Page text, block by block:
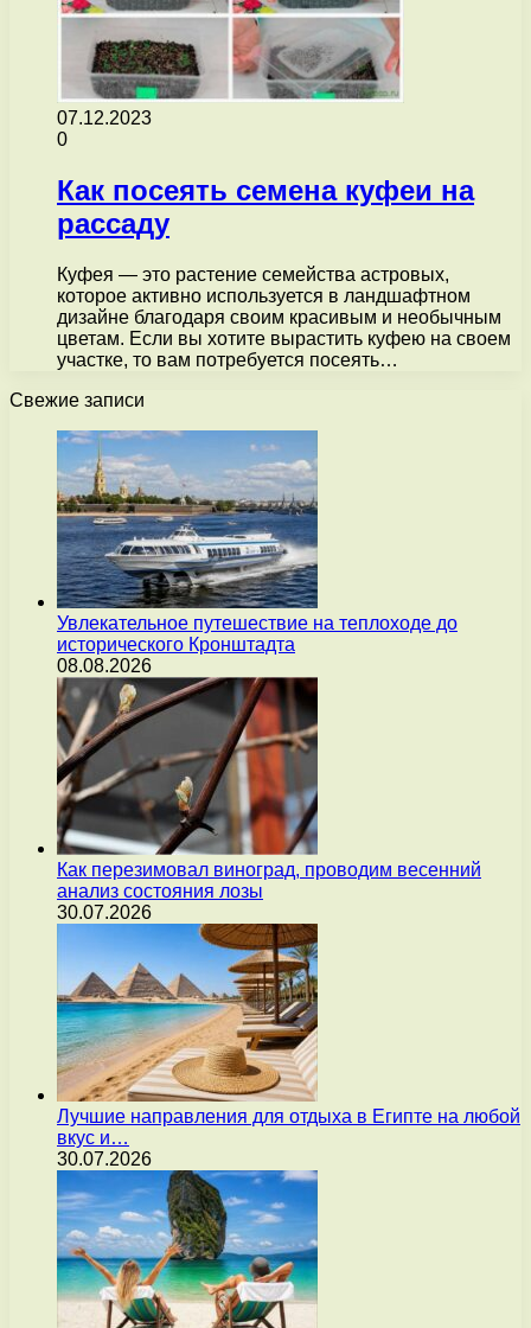
07.12.2023
0
Как посеять семена куфеи на
рассаду
Куфея — это растение семейства астровых,
которое активно используется в ландшафтном
дизайне благодаря своим красивым и необычным
цветам. Если вы хотите вырастить куфею на своем
участке, то вам потребуется посеять…
Свежие записи
Увлекательное путешествие на теплоходе до
исторического Кронштадта
08.08.2026
Как перезимовал виноград, проводим весенний
анализ состояния лозы
30.07.2026
Лучшие направления для отдыха в Египте на любой
вкус и…
30.07.2026